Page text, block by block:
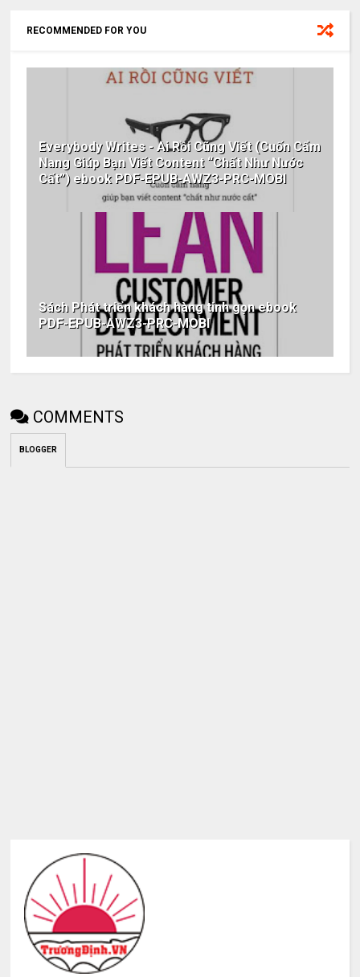
RECOMMENDED FOR YOU
Everybody Writes - Ai Rồi Cũng Viết (Cuốn Cẩm
Nang Giúp Bạn Viết Content “Chất Như Nước
Cất”) ebook PDF-EPUB-AWZ3-PRC-MOBI
Sách Phát triển khách hàng tinh gọn ebook
PDF-EPUB-AWZ3-PRC-MOBI
COMMENTS
BLOGGER